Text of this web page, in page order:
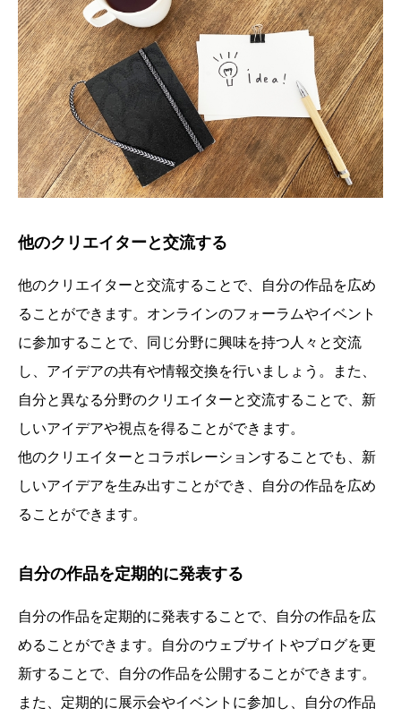
他のクリエイターと交流する
他のクリエイターと交流することで、自分の作品を広め
ることができます。オンラインのフォーラムやイベント
に参加することで、同じ分野に興味を持つ人々と交流
し、アイデアの共有や情報交換を行いましょう。また、
自分と異なる分野のクリエイターと交流することで、新
しいアイデアや視点を得ることができます。
他のクリエイターとコラボレーションすることでも、新
しいアイデアを生み出すことができ、自分の作品を広め
ることができます。
自分の作品を定期的に発表する
自分の作品を定期的に発表することで、自分の作品を広
めることができます。自分のウェブサイトやブログを更
新することで、自分の作品を公開することができます。
また、定期的に展示会やイベントに参加し、自分の作品